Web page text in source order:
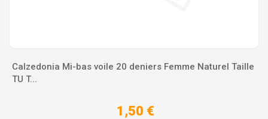
Calzedonia Mi-bas voile 20 deniers Femme Naturel Taille
TU T...
1,50 €